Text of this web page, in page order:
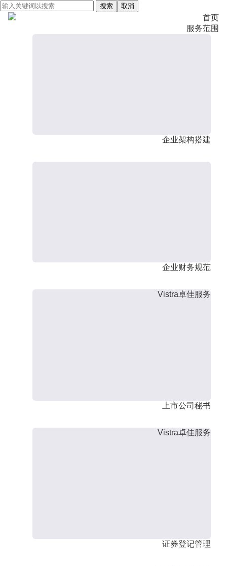
搜索 取消
首页
服务范围
企业架构搭建
企业财务规范
Vistra卓佳服务
上市公司秘书
Vistra卓佳服务
证券登记管理